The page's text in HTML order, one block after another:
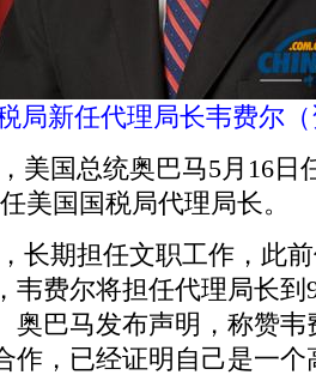
局新任代理局长韦费尔
美国总统奥巴马5月16日
美国国税局代理局长。
长期担任文职工作，此
韦费尔将担任代理局长
奥巴马发布声明，称赞韦
作，已经证明自己是一